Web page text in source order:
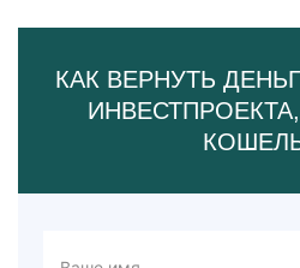
КАК ВЕРНУТЬ